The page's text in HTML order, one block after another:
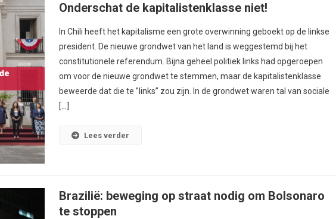
Onderschat de kapitalistenklasse niet!
In Chili heeft het kapitalisme een grote overwinning geboekt op de linkse
president. De nieuwe grondwet van het land is weggestemd bij het
constitutionele referendum. Bijna geheel politiek links had opgeroepen
om voor de nieuwe grondwet te stemmen, maar de kapitalistenklasse
beweerde dat die te ”links” zou zijn. In de grondwet waren tal van sociale
[…]
Lees verder
Brazilië: beweging op straat nodig om Bolsonaro
te stoppen